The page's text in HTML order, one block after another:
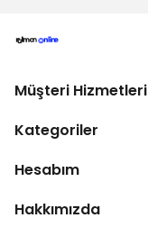
Müşteri Hizmetleri
Kategoriler
Hesabım
Hakkımızda